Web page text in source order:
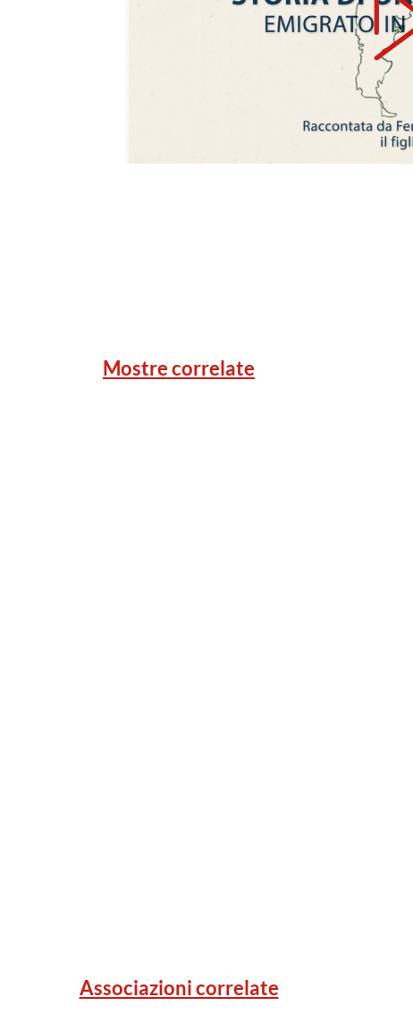
Mostre correlate
Associazioni correlate